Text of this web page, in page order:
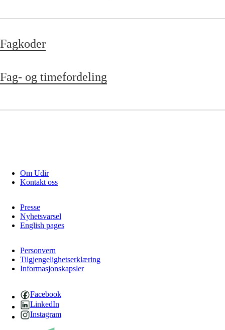
Fagkoder
Fag- og timefordeling
Om Udir
Kontakt oss
Presse
Nyhetsvarsel
English pages
Personvern
Tilgjengelighetserklæring
Informasjonskapsler
Facebook
LinkedIn
Instagram